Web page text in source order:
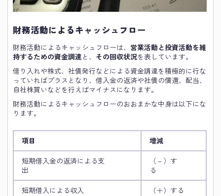
財務活動によるキャッシュフロー
財務活動によるキャッシュフローは、 営業活動と投資活動を維
持するための資金調達 と、 その回収状況を表しています。
借り入れや株式、社債発行などによる資金調達を積極的に行な
っていればプラスとなり、借入金の返済や社債の償還、配当、
自社株買いなどを行えばマイナスになります。
財務活動によるキャッシュフローのおおまかな中身は以下にな
ります。
項目 増減
短期借入金の返済による支
出
（－）す
る
短期借入による収入 （＋）する